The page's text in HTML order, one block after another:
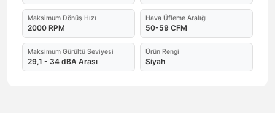
Maksimum Dönüş Hızı
2000 RPM
Hava Üfleme Aralığı
50-59 CFM
Maksimum Gürültü Seviyesi
29,1 - 34 dBA Arası
Ürün Rengi
Siyah